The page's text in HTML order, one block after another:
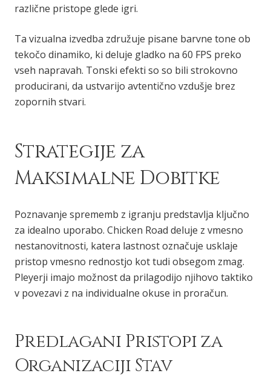
različne pristope glede igri.
Ta vizualna izvedba združuje pisane barvne tone ob
tekočo dinamiko, ki deluje gladko na 60 FPS preko
vseh napravah. Tonski efekti so so bili strokovno
producirani, da ustvarijo avtentično vzdušje brez
zopornih stvari.
Strategije za
Maksimalne Dobitke
Poznavanje sprememb z igranju predstavlja ključno
za idealno uporabo. Chicken Road deluje z vmesno
nestanovitnosti, katera lastnost označuje usklaje
pristop vmesno rednostjo kot tudi obsegom zmag.
Pleyerji imajo možnost da prilagodijo njihovo taktiko
v povezavi z na individualne okuse in proračun.
Predlagani Pristopi za
Organizaciji Stav